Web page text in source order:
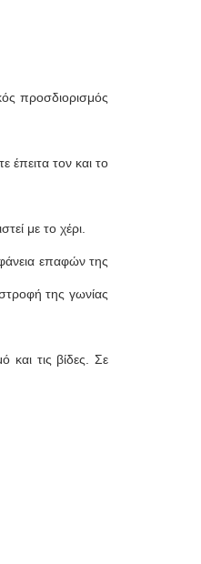
προσδιορισμός
έπειτα τον και το
με το χέρι.
επαφών της
της γωνίας
και τις βίδες. Σε